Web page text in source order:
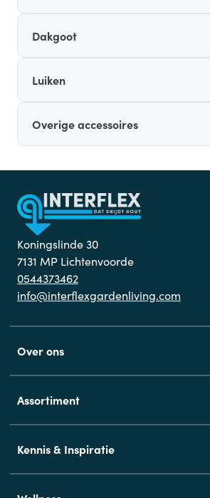
Dakgoot
Luiken
Overige accessoires
Koningslinde 30
7131 MP Lichtenvoorde
0544373462
info@interflexgardenliving.com
Over ons
Assortiment
Kennis & Inspiratie